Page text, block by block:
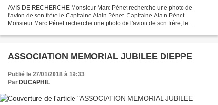
AVIS DE RECHERCHE Monsieur Marc Pénet recherche une photo de
l'avion de son frère le Capitaine Alain Pénet. Capitaine Alain Pénet.
Monsieur Marc Pénet recherche une photo de l'avion de son frère, le
ASSOCIATION MEMORIAL JUBILEE DIEPPE
Publié le 27/01/2018 à 19:33
Par DUCAPHIL